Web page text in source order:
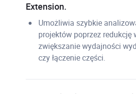
Extension.
Umożliwia szybkie
projektów poprzez redukcję
zwiększanie wydajności
czy łączenie części.